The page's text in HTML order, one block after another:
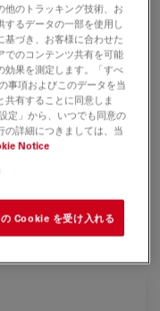
微鏡は現在の観察状
プリズム（DICの場
ト。オペレーターは
学テクニックを使い
ンズを切り替えても
ち、Zスタック画像
マンスを発揮しま
他のトラッキング技術、お
るデータの一部を使用し
基づき、お客様に合わせた
でのコンテンツ共有を可能
効果を測定します。「すべ
事項およびこのデータを当
有することに同意しま
定」から、いつでも同意の
の詳細につきましては、当
Notice
Cookie を受け入れる